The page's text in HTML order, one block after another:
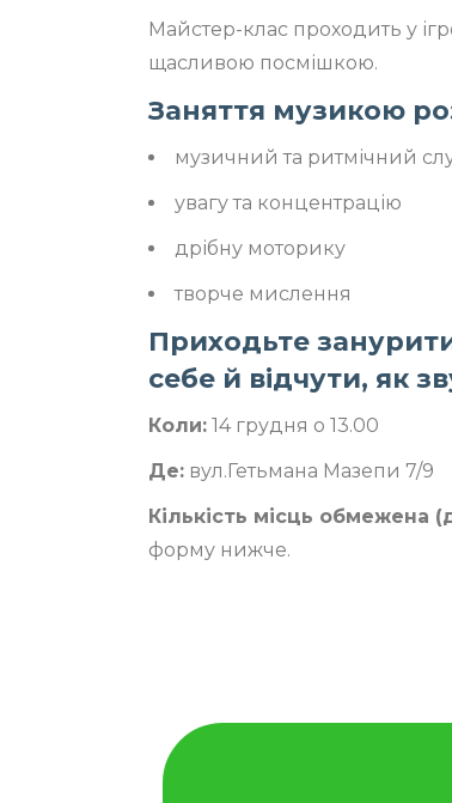
Майстер-клас проходить у
щасливою посмішкою.
Заняття музикою
музичний та ритмічний
увагу та концентрацію
дрібну моторику
творче мислення
Приходьте
себе й відчути, як
Коли: 14 грудня о 13.00
Де: вул.Гетьмана Мазепи 7/9
Кількість місць обмежена
форму нижче.